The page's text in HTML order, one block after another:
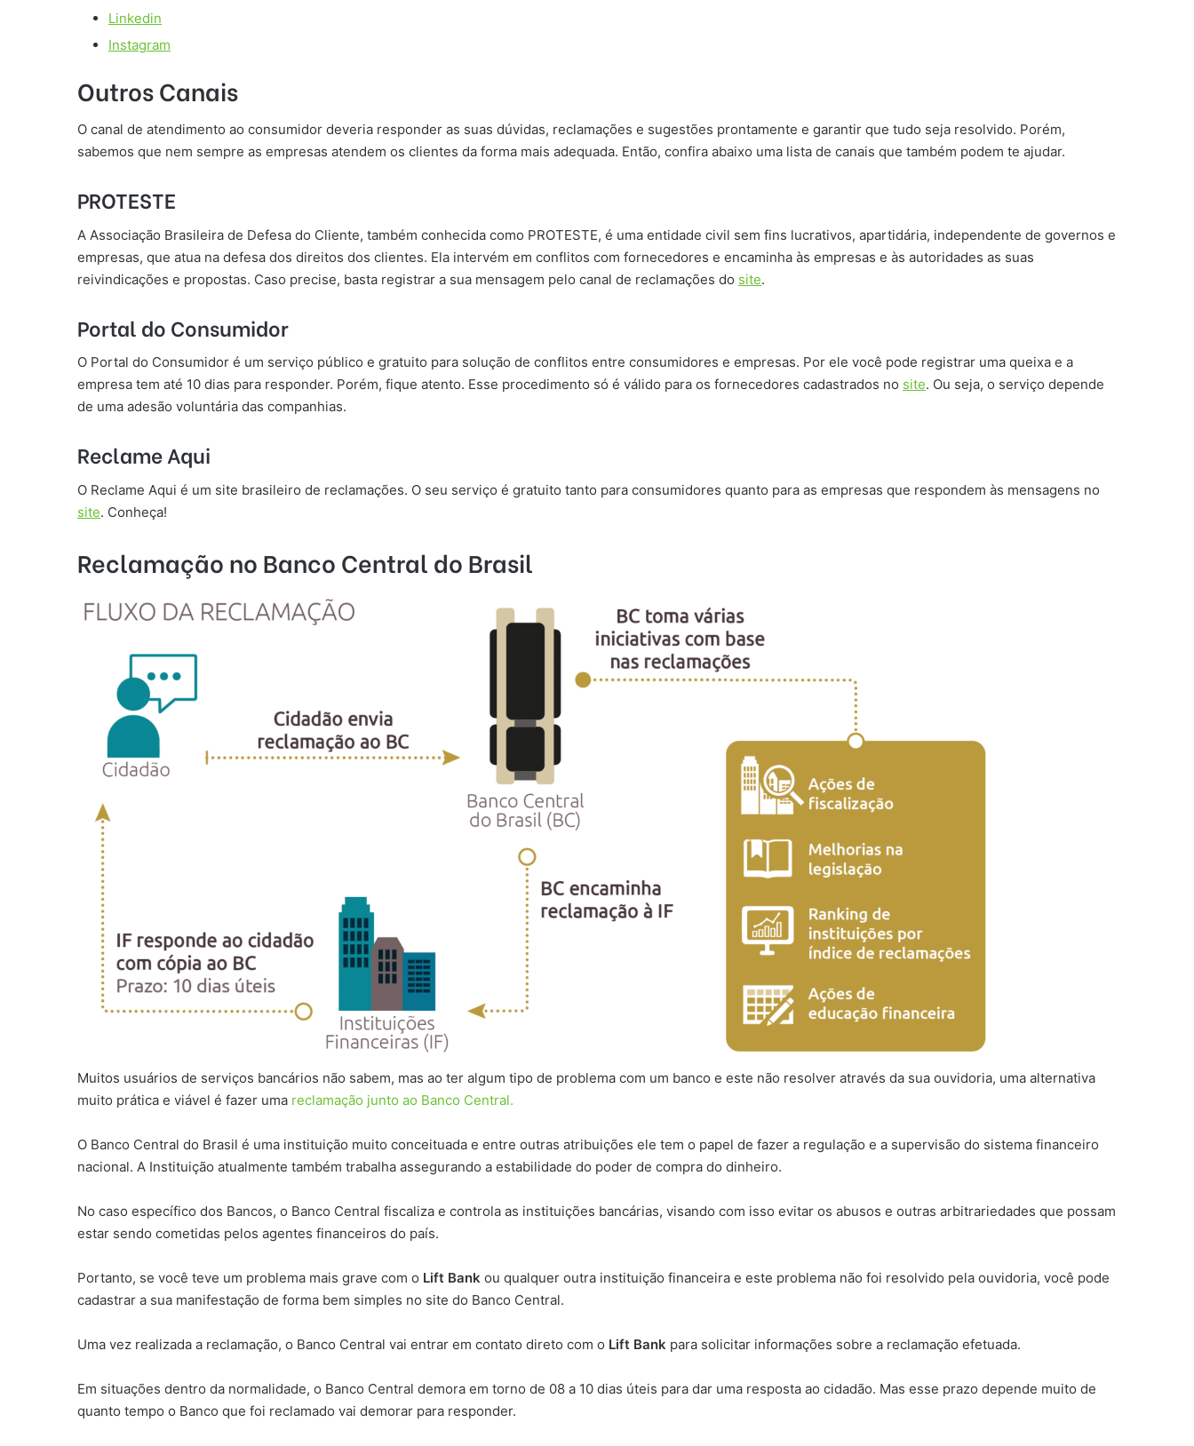
Linkedin
Instagram
Outros Canais
O canal de atendimento ao consumidor deveria responder as suas dúvidas, reclamações e sugestões prontamente e garantir que tudo seja resolvido. Porém,
sabemos que nem sempre as empresas atendem os clientes da forma mais adequada. Então, confira abaixo uma lista de canais que também podem te ajudar.
PROTESTE
A Associação Brasileira de Defesa do Cliente, também conhecida como PROTESTE, é uma entidade civil sem fins lucrativos, apartidária, independente de governos e
empresas, que atua na defesa dos direitos dos clientes. Ela intervém em conflitos com fornecedores e encaminha às empresas e às autoridades as suas
reivindicações e propostas. Caso precise, basta registrar a sua mensagem pelo canal de reclamações do site.
Portal do Consumidor
O Portal do Consumidor é um serviço público e gratuito para solução de conflitos entre consumidores e empresas. Por ele você pode registrar uma queixa e a
empresa tem até 10 dias para responder. Porém, fique atento. Esse procedimento só é válido para os fornecedores cadastrados no site. Ou seja, o serviço depende
de uma adesão voluntária das companhias.
Reclame Aqui
O Reclame Aqui é um site brasileiro de reclamações. O seu serviço é gratuito tanto para consumidores quanto para as empresas que respondem às mensagens no
site. Conheça!
Reclamação no Banco Central do Brasil
Muitos usuários de serviços bancários não sabem, mas ao ter algum tipo de problema com um banco e este não resolver através da sua ouvidoria, uma alternativa
muito prática e viável é fazer uma reclamação junto ao Banco Central.
O Banco Central do Brasil é uma instituição muito conceituada e entre outras atribuições ele tem o papel de fazer a regulação e a supervisão do sistema financeiro
nacional. A Instituição atualmente também trabalha assegurando a estabilidade do poder de compra do dinheiro.
No caso específico dos Bancos, o Banco Central fiscaliza e controla as instituições bancárias, visando com isso evitar os abusos e outras arbitrariedades que possam
estar sendo cometidas pelos agentes financeiros do país.
Portanto, se você teve um problema mais grave com o Lift Bank ou qualquer outra instituição financeira e este problema não foi resolvido pela ouvidoria, você pode
cadastrar a sua manifestação de forma bem simples no site do Banco Central.
Uma vez realizada a reclamação, o Banco Central vai entrar em contato direto com o Lift Bank para solicitar informações sobre a reclamação efetuada.
Em situações dentro da normalidade, o Banco Central demora em torno de 08 a 10 dias úteis para dar uma resposta ao cidadão. Mas esse prazo depende muito de
quanto tempo o Banco que foi reclamado vai demorar para responder.